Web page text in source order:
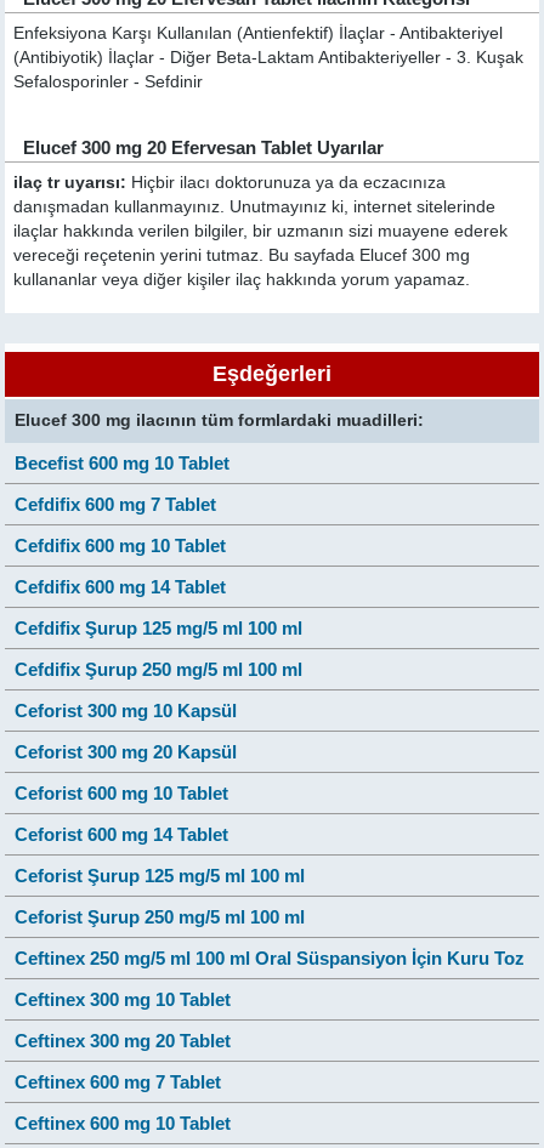
Enfeksiyona Karşı Kullanılan (Antienfektif) İlaçlar - Antibakteriyel
(Antibiyotik) İlaçlar - Diğer Beta-Laktam Antibakteriyeller - 3. Kuşak
Sefalosporinler - Sefdinir
Elucef 300 mg 20 Efervesan Tablet Uyarılar
ilaç tr uyarısı: Hiçbir ilacı doktorunuza ya da eczacınıza
danışmadan kullanmayınız. Unutmayınız ki, internet sitelerinde
ilaçlar hakkında verilen bilgiler, bir uzmanın sizi muayene ederek
vereceği reçetenin yerini tutmaz. Bu sayfada Elucef 300 mg
kullananlar veya diğer kişiler ilaç hakkında yorum yapamaz.
Eşdeğerleri
Elucef 300 mg ilacının tüm formlardaki muadilleri:
Becefist 600 mg 10 Tablet
Cefdifix 600 mg 7 Tablet
Cefdifix 600 mg 10 Tablet
Cefdifix 600 mg 14 Tablet
Cefdifix Şurup 125 mg/5 ml 100 ml
Cefdifix Şurup 250 mg/5 ml 100 ml
Ceforist 300 mg 10 Kapsül
Ceforist 300 mg 20 Kapsül
Ceforist 600 mg 10 Tablet
Ceforist 600 mg 14 Tablet
Ceforist Şurup 125 mg/5 ml 100 ml
Ceforist Şurup 250 mg/5 ml 100 ml
Ceftinex 250 mg/5 ml 100 ml Oral Süspansiyon İçin Kuru Toz
Ceftinex 300 mg 10 Tablet
Ceftinex 300 mg 20 Tablet
Ceftinex 600 mg 7 Tablet
Ceftinex 600 mg 10 Tablet